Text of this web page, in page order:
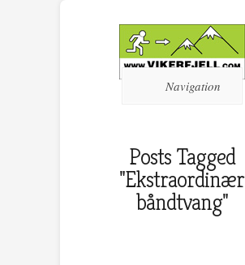
Navigation
Posts Tagged
"Ekstraordinær
båndtvang"